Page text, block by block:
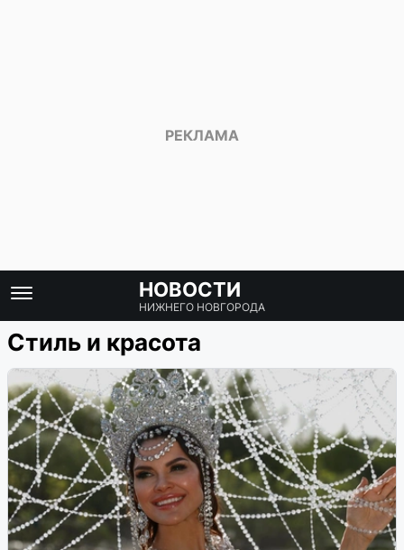
НОВОСТИ
НИЖНЕГО НОВГОРОДА
Стиль и красота